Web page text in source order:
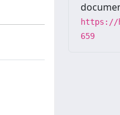
https://
659